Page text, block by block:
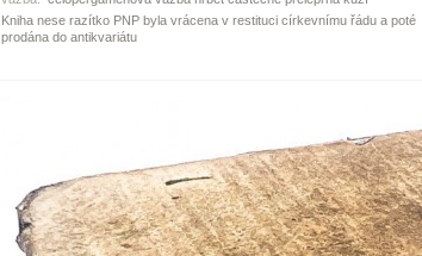
Kniha nese razítko PNP byla vrácena v restituci církevnímu řádu a poté
prodána do antikvariátu